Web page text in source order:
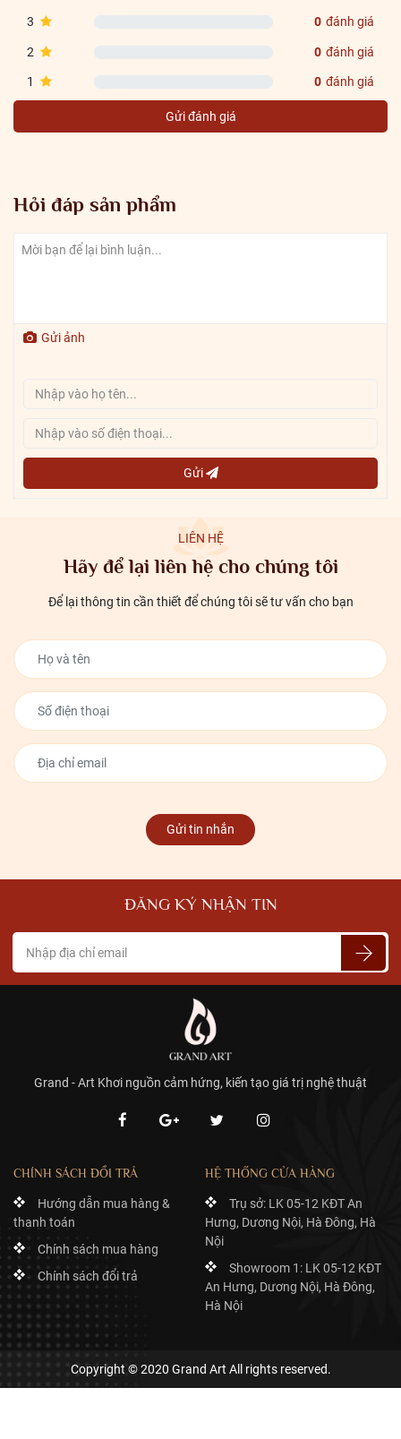
3 0 đánh giá
2 0 đánh giá
1 0 đánh giá
Gửi đánh giá
Hỏi đáp sản phẩm
Gửi ảnh
Gửi
LIÊN HỆ
Hãy để lại liên hệ cho chúng tôi
Để lại thông tin cần thiết để chúng tôi sẽ tư vấn cho bạn
Gửi tin nhắn
ĐĂNG KÝ NHẬN TIN
Grand - Art Khơi nguồn cảm hứng, kiến tạo giá trị nghệ thuật
CHÍNH SÁCH ĐỔI TRẢ
Hướng dẫn mua hàng &
thanh toán
Chính sách mua hàng
Chính sách đổi trả
HỆ THỐNG CỬA HÀNG
Trụ sở: LK 05-12 KĐT An
Hưng, Dương Nội, Hà Đông, Hà
Nội
Showroom 1: LK 05-12 KĐT
An Hưng, Dương Nội, Hà Đông,
Hà Nội
Copyright © 2020 Grand Art All rights reserved.